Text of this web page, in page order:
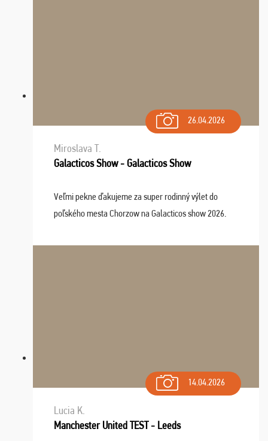
26.04.2026
Miroslava T.
Galacticos Show - Galacticos Show
Veľmi pekne ďakujeme za super rodinný výlet do
poľského mesta Chorzow na Galacticos show 2026.
Navštívili sme aj zábavný park Legendia, previe ...
14.04.2026
Lucia K.
Manchester United TEST - Leeds